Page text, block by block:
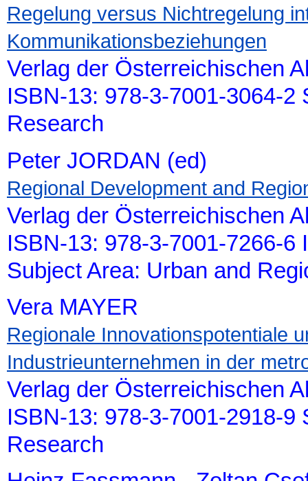
Regelung versus Nichtregelung
Kommunikationsbeziehungen
Verlag der Österreichischen
ISBN-13: 978-3-7001-3064-2
Research
Peter JORDAN (ed)
Regional Development and
Verlag der Österreichischen
ISBN-13: 978-3-7001-7266-
Subject Area: Urban and
Vera MAYER
Regionale Innovationspotentiale
Industrieunternehmen in der
Verlag der Österreichischen
ISBN-13: 978-3-7001-2918-9
Research